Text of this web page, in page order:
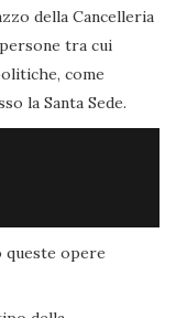
della Cancelleria
tra cui
come
la Santa Sede.
opere